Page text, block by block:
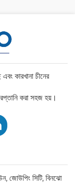
কারখানা চীনের
করা সহজ হয়।
জোউপিং সিটি, বিনঝো